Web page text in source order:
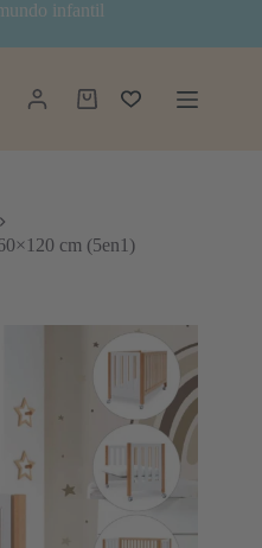
infantil
Carro
cm (5en1)